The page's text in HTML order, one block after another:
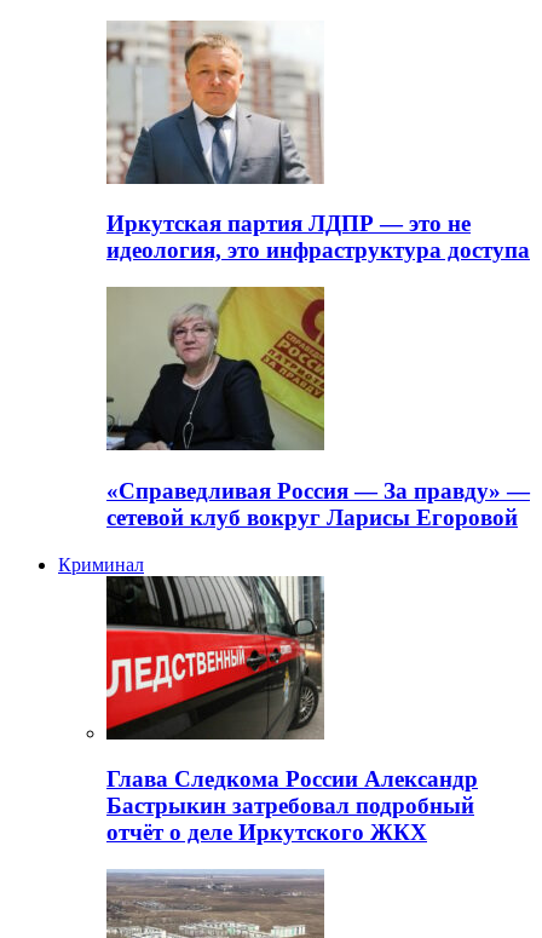
Иркутская партия ЛДПР — это не
идеология, это инфраструктура доступа
«Справедливая Россия — За правду» —
сетевой клуб вокруг Ларисы Егоровой
Криминал
Глава Следкома России Александр
Бастрыкин затребовал подробный
отчёт о деле Иркутского ЖКХ